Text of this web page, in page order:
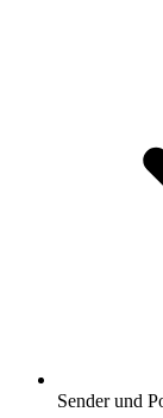
Sender und